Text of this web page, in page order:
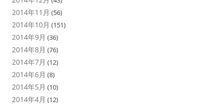
2014年11月 (56)
2014年10月 (151)
2014年9月 (36)
2014年8月 (76)
2014年7月 (12)
2014年6月 (8)
2014年5月 (10)
2014年4月 (12)